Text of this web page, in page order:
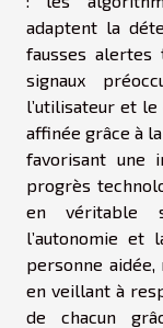
adaptent la
fausses alertes
signaux
l’utilisateur et le
affinée grâce à
favorisant une
progrès
en véritable
l’autonomie et
personne
en veillant à
de chacun